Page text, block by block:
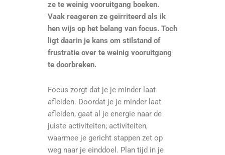
ze te weinig vooruitgang boeken.
Vaak reageren ze geïrriteerd als ik
hen wijs op het belang van focus. Toch
ligt daarin je kans om stilstand of
frustratie over te weinig vooruitgang
te doorbreken.
Focus zorgt dat je je minder laat
afleiden. Doordat je je minder laat
afleiden, gaat al je energie naar de
juiste activiteiten; activiteiten,
waarmee je gericht stappen zet op
weg naar je einddoel. Plan tijd in je